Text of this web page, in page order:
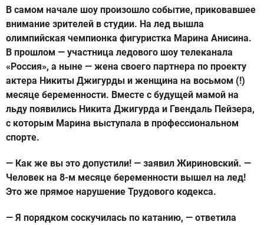
В самом начале шоу произошло событие, приковавшее
внимание зрителей в студии. На лед вышла
олимпийская чемпионка фигуристка Марина Анисина.
В прошлом — участница ледового шоу телеканала
«Россия», а ныне — жена своего партнера по проекту
актера Никиты Джигурды и женщина на восьмом (!)
месяце беременности. Вместе с будущей мамой на
льду появились Никита Джигурда и Гвендаль Пейзера,
с которым Марина выступала в профессиональном
спорте.
— Как же вы это допустили! — заявил Жириновский. —
Человек на 8-м месяце беременности вышел на лед!
Это же прямое нарушение Трудового кодекса.
— Я порядком соскучилась по катанию, — ответила